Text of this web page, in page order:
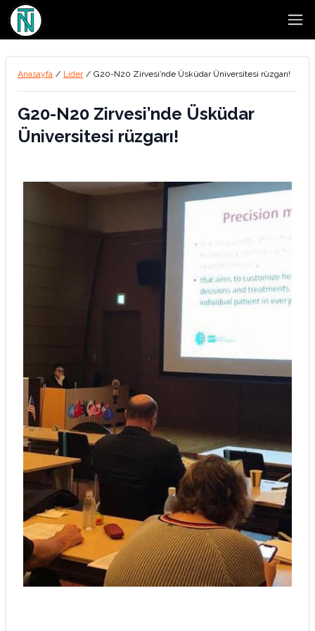
Anasayfa / Lider / G20-N20 Zirvesi’nde Üsküdar Üniversitesi rüzgarı!
G20-N20 Zirvesi’nde Üsküdar
Üniversitesi rüzgarı!